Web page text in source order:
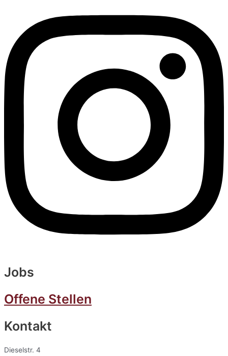
Jobs
Offene Stellen
Kontakt
Dieselstr. 4